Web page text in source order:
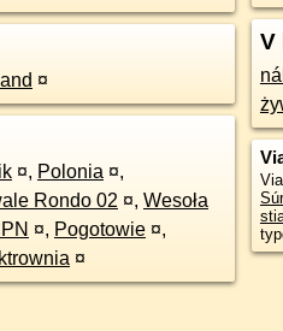
¤
¤, Polonia ¤,
Rondo 02 ¤, Wesoła
¤, Pogotowie ¤,
¤
V